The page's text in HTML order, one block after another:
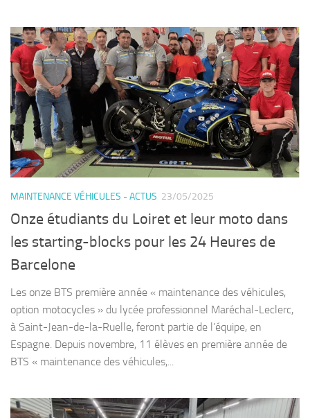
MAINTENANCE VÉHICULES - ACTUS 23/05/2025
Onze étudiants du Loiret et leur moto dans
les starting-blocks pour les 24 Heures de
Barcelone
Les onze BTS première année « maintenance des véhicules,
option motocycles » du lycée professionnel Maréchal-Leclerc,
à Saint-Jean-de-la-Ruelle, feront partie de l’équipe, en
Espagne. Depuis novembre, 11 élèves en première année de
BTS « maintenance des véhicules,...